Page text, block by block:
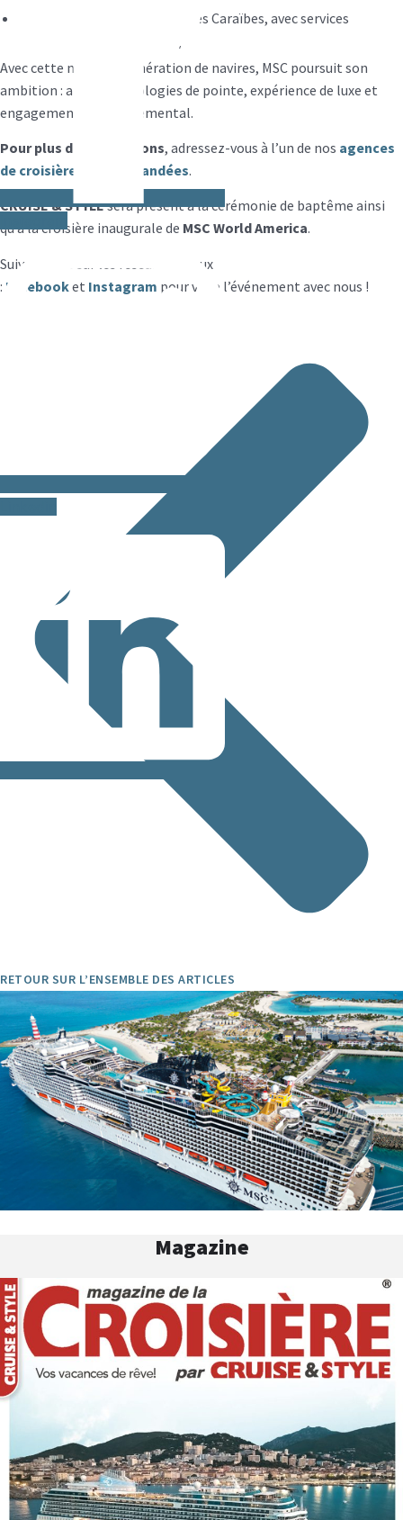
des Caraïbes, avec services
Avec cette nouvelle génération de navires, MSC poursuit son
ambition : allier technologies de pointe, expérience de luxe et
engagement environnemental.
Pour plus d’informations, adressez-vous à l’un de nos agences
de croisières recommandées.
CRUISE & STYLEsera présent à la cérémonie de baptême ainsi
qu’à la croisière inaugurale de MSC World America.
Suivez-nous sur les réseaux sociaux
: Facebooket Instagram pour vivre l’événement avec nous !
RETOUR SUR L’ENSEMBLE DES ARTICLES
Magazine